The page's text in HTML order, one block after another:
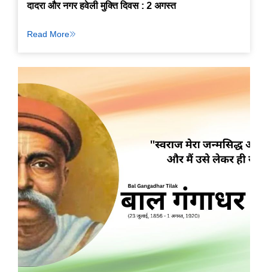
दादरा और नगर हवेली मुक्ति दिवस : 2 अगस्त
Read More